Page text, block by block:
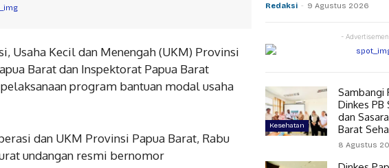
Usaha Kecil dan Menengah (UKM) Provinsi
Barat dan Inspektorat Papua Barat
program bantuan modal usaha
dan UKM Provinsi Papua Barat, Rabu
undangan resmi bernomor
Redaksi - 9 Agustus 2026
-
Kesehatan
Sambangi
Dinkes PB
dan
Barat
8 Agustus